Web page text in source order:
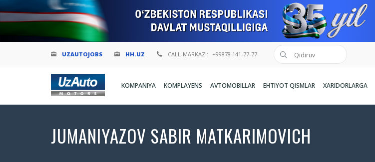
UZAUTOJOBS HH.UZ CALL-MARKAZI: +99878 141-77-77
KOMPANIYA KOMPLAYENS AVTOMOBILLAR EHTIYOT QISMLAR XARIDORLARGA
JUMANIYAZOV SABIR MATKARIMOVICH